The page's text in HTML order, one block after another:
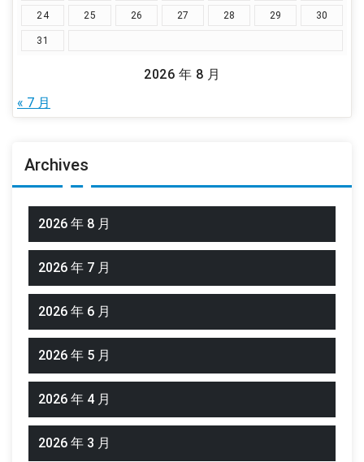
2026 年 8 月
24 25 26 27 28 29 30
31
« 7 月
Archives
2026 年 8 月
2026 年 7 月
2026 年 6 月
2026 年 5 月
2026 年 4 月
2026 年 3 月